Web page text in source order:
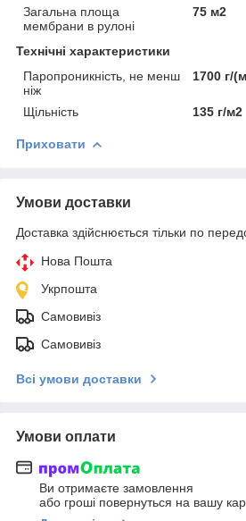
Загальна площа
мембрани в рулоні
75 м2
Технічні характеристики
Паропроникність, не менш
ніж
1700 г/
Щільність 135 г/м2
Приховати
Умови доставки
Доставка здійснюється тільки по
Нова Пошта
Укрпошта
Самовивіз
Самовивіз
Всі умови доставки
Умови оплати
Ви отримаєте замовлення
або гроші повернуться на вашу